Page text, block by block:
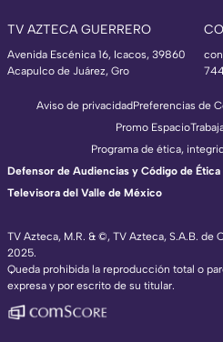
TV AZTECA GUERRERO
Avenida Escénica 16, Icacos, 39860
Acapulco de Juárez, Gro
TV Azteca, M.R. & ©, TV Azteca, S.A.B. de
2025.
Queda prohibida la reproducción total o
expresa y por escrito de su titular.
Aviso de privacidadPreferencias de
Promo Espacio
Programa de ética,
Defensor de Audiencias y Código de
Televisora del Valle de México